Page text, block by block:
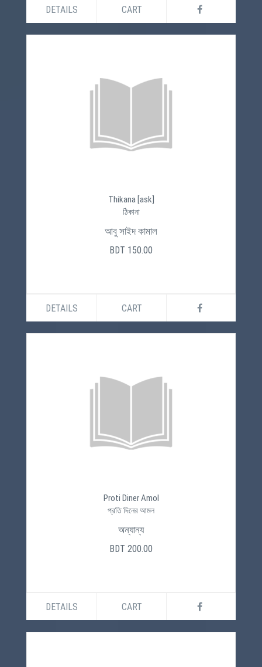
DETAILS CART
Thikana [ask]
ঠিকানা
আবু সাইদ কামাল
BDT 150.00
DETAILS CART
Proti Diner Amol
প্রতি দিনের আমল
অন্যান্য
BDT 200.00
DETAILS CART